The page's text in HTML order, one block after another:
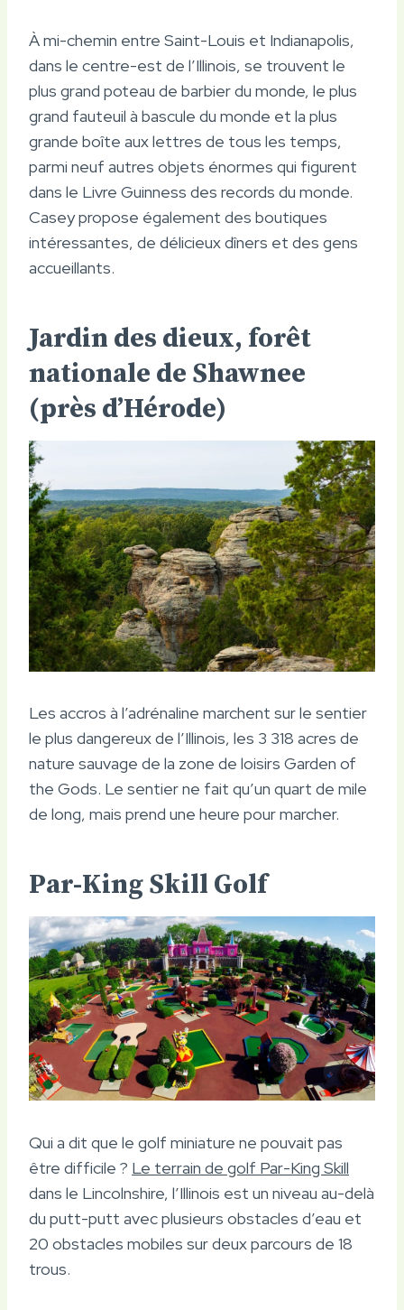
À mi-chemin entre Saint-Louis et Indianapolis,
dans le centre-est de l’Illinois, se trouvent le
plus grand poteau de barbier du monde, le plus
grand fauteuil à bascule du monde et la plus
grande boîte aux lettres de tous les temps,
parmi neuf autres objets énormes qui figurent
dans le Livre Guinness des records du monde.
Casey propose également des boutiques
intéressantes, de délicieux dîners et des gens
accueillants.
Jardin des dieux, forêt
nationale de Shawnee
(près d’Hérode)
Les accros à l’adrénaline marchent sur le sentier
le plus dangereux de l’Illinois, les 3 318 acres de
nature sauvage de la zone de loisirs Garden of
the Gods. Le sentier ne fait qu’un quart de mile
de long, mais prend une heure pour marcher.
Par-King Skill Golf
Qui a dit que le golf miniature ne pouvait pas
être difficile ? Le terrain de golf Par-King Skill
dans le Lincolnshire, l’Illinois est un niveau au-delà
du putt-putt avec plusieurs obstacles d’eau et
20 obstacles mobiles sur deux parcours de 18
trous.